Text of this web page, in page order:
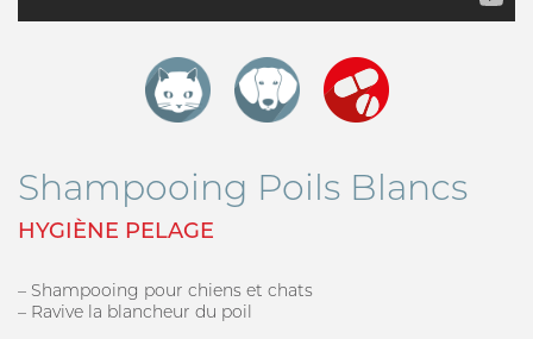
Shampooing Poils Blancs
HYGIÈNE PELAGE
– Shampooing pour chiens et chats
– Ravive la blancheur du poil